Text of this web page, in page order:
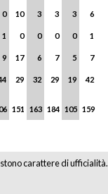
0 10 3 3 3 6
1 0 0 0 0 1
9 17 6 7 5 7
29 32 29 19 42
151 163 184 105 159
carattere di ufficialità.